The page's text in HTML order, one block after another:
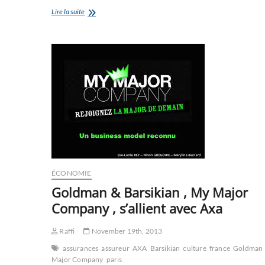
Lire la suiteLouer
immobilier
travail
d’un
professionnel
ÉCONOMIE
Goldman & Barsikian , My Major
Company , s’allient avec Axa
Raffi
November 19th, 2013
assurances assureur AXA Barsikian culture france Goldman
Major Company paris